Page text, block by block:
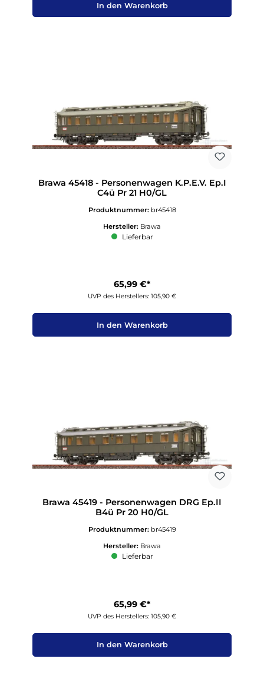
In den Warenkorb
Brawa 45418 - Personenwagen K.P.E.V. Ep.I
C4ü Pr 21 H0/GL
Produktnummer: br45418
Hersteller: Brawa
Lieferbar
65,99 €*
UVP des Herstellers: 105,90 €
In den Warenkorb
Brawa 45419 - Personenwagen DRG Ep.II
B4ü Pr 20 H0/GL
Produktnummer: br45419
Hersteller: Brawa
Lieferbar
65,99 €*
UVP des Herstellers: 105,90 €
In den Warenkorb